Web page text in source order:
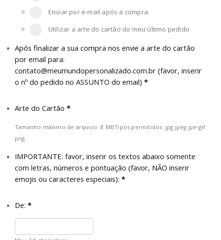
Enviar por e-mail após a compra
Utilizar a arte do cartão do meu último pedido
Após finalizar a sua compra nos envie a arte do cartão
por email para:
contato@meumundopersonalizado.com.br(favor, inserir
o nº do pedido no ASSUNTO do email) *
Arte do Cartão *
Tamanho máximo de arquivo: 8 MBTipos permitidos: jpg jpeg jpe gif
png
IMPORTANTE: favor, inserir os textos abaixo somente
com letras, números e pontuação (favor, NÃO inserir
emojis ou caracteres especiais): *
De: *